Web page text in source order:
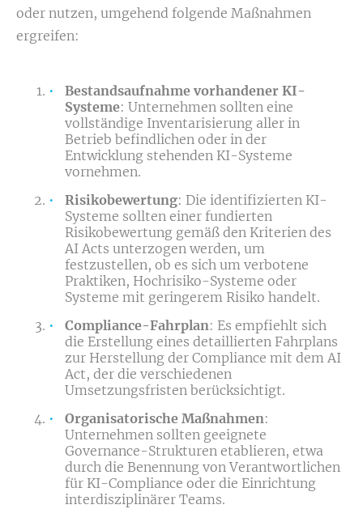
oder nutzen, umgehend folgende Maßnahmen
ergreifen:
Bestandsaufnahme vorhandener KI-
Systeme: Unternehmen sollten eine
vollständige Inventarisierung aller in
Betrieb befindlichen oder in der
Entwicklung stehenden KI-Systeme
vornehmen.
Risikobewertung: Die identifizierten KI-
Systeme sollten einer fundierten
Risikobewertung gemäß den Kriterien des
AI Acts unterzogen werden, um
festzustellen, ob es sich um verbotene
Praktiken, Hochrisiko-Systeme oder
Systeme mit geringerem Risiko handelt.
Compliance-Fahrplan: Es empfiehlt sich
die Erstellung eines detaillierten Fahrplans
zur Herstellung der Compliance mit dem AI
Act, der die verschiedenen
Umsetzungsfristen berücksichtigt.
Organisatorische Maßnahmen:
Unternehmen sollten geeignete
Governance-Strukturen etablieren, etwa
durch die Benennung von Verantwortlichen
für KI-Compliance oder die Einrichtung
interdisziplinärer Teams.